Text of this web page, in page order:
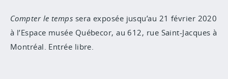
Compter le temps sera exposée jusqu’au 21 février 2020
à l’Espace musée Québecor, au 612, rue Saint-Jacques à
Montréal. Entrée libre.